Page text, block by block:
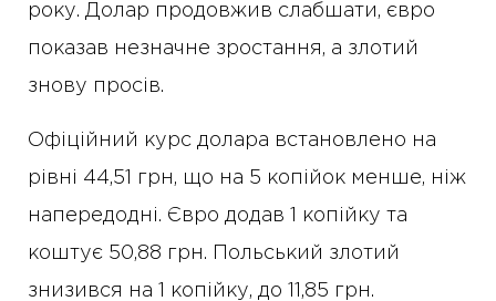
року. Долар продовжив слабшати, євро
показав незначне зростання, а злотий
знову просів.
Офіційний курс долара встановлено на
рівні 44,51 грн, що на 5 копійок менше, ніж
напередодні. Євро додав 1 копійку та
коштує 50,88 грн. Польський злотий
знизився на 1 копійку, до 11,85 грн.